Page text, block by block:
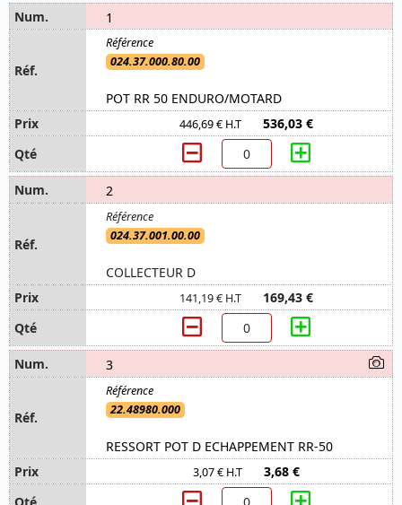
1
024.37.000.80.00
POT RR 50 ENDURO/MOTARD
446,69 € H.T 536,03 €
2
024.37.001.00.00
COLLECTEUR D
141,19 € H.T 169,43 €
3
22.48980.000
RESSORT POT D ECHAPPEMENT RR-50
3,07 € H.T 3,68 €